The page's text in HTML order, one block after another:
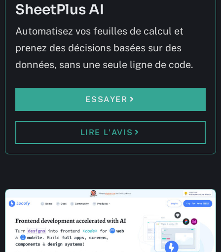
SheetPlus AI
Automatisez vos feuilles de calcul et
prenez des décisions basées sur des
données, sans une seule ligne de code.
ESSAYER
LIRE L'AVIS